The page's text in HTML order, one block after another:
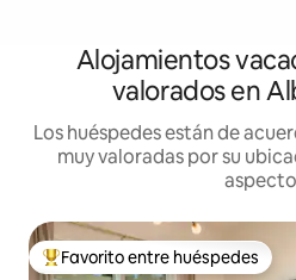
Alojamientos
valorados en
Los huéspedes están de
muy valoradas por su
Favorito entre huéspedes
Favorito entre huéspedes